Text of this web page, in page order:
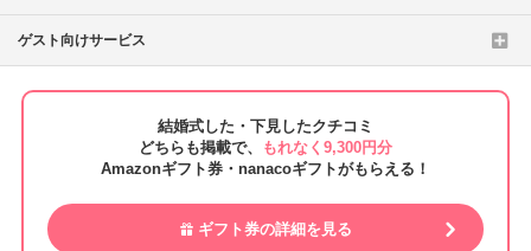
ゲスト向けサービス
結婚式した・下見したクチコミ
どちらも掲載で、
もれなく9,300円分
Amazonギフト券・nanacoギフトがもらえる！
ギフト券の詳細を見る